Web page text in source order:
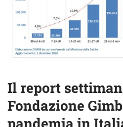
Il report
Fondazione
pandemia in